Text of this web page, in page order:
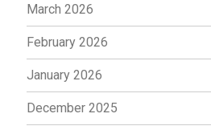
March 2026
February 2026
January 2026
December 2025